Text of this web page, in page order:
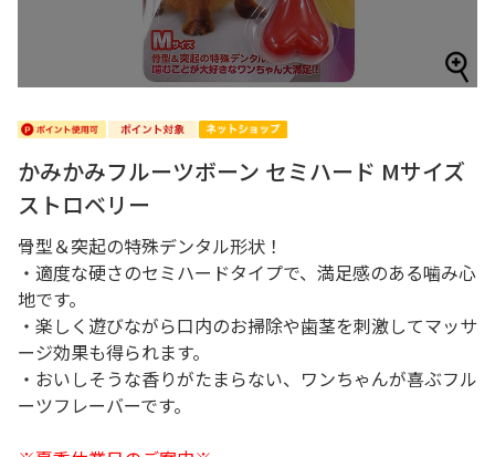
かみかみフルーツボーン セミハード Mサイズ
ストロベリー
骨型＆突起の特殊デンタル形状！
・適度な硬さのセミハードタイプで、満足感のある噛み心
地です。
・楽しく遊びながら口内のお掃除や歯茎を刺激してマッサ
ージ効果も得られます。
・おいしそうな香りがたまらない、ワンちゃんが喜ぶフル
ーツフレーバーです。